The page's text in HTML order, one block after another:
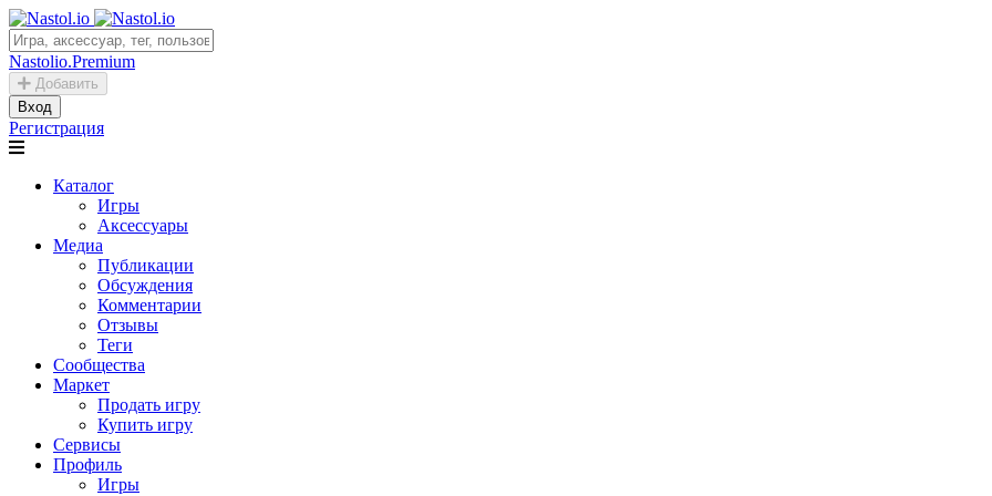
Nastolio.Premium
Добавить
Вход
Регистрация
Каталог
Игры
Аксессуары
Медиа
Публикации
Обсуждения
Комментарии
Отзывы
Теги
Сообщества
Маркет
Продать игру
Купить игру
Сервисы
Профиль
Игры